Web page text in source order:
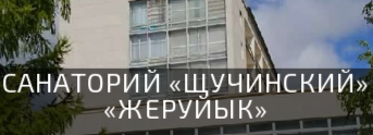
САНАТОРИЙ «ЩУЧИНСКИЙ»
«ЖЕРУЙЫК»